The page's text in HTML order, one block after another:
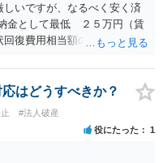
いですが、なるべく安く済
金として最低 ２５万円（賃
復費用相当額の上乗せ） 弁
はどうすべきか？
#法人破産
役にたった 1